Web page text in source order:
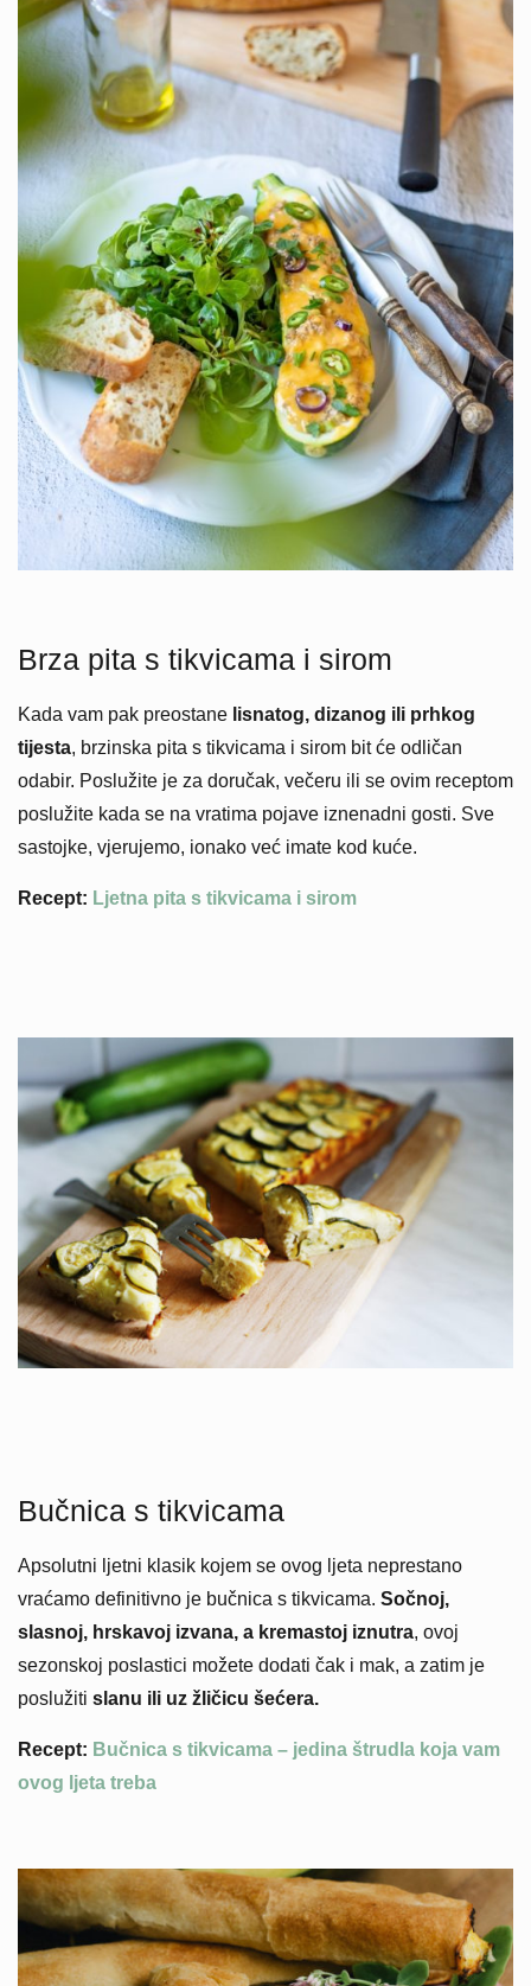
Brza pita s tikvicama i sirom
Kada vam pak preostane lisnatog, dizanog ili prhkog
tijesta, brzinska pita s tikvicama i sirom bit će odličan
odabir. Poslužite je za doručak, večeru ili se ovim receptom
poslužite kada se na vratima pojave iznenadni gosti. Sve
sastojke, vjerujemo, ionako već imate kod kuće.
Recept: Ljetna pita s tikvicama i sirom
Bučnica s tikvicama
Apsolutni ljetni klasik kojem se ovog ljeta neprestano
vraćamo definitivno je bučnica s tikvicama. Sočnoj,
slasnoj, hrskavoj izvana, a kremastoj iznutra, ovoj
sezonskoj poslastici možete dodati čak i mak, a zatim je
poslužiti slanu ili uz žličicu šećera.
Recept: Bučnica s tikvicama – jedina štrudla koja vam
ovog ljeta treba